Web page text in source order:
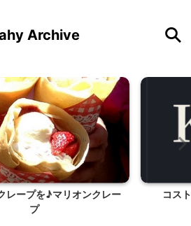
Archive
レープを♪マリオンクレー
プ
コス